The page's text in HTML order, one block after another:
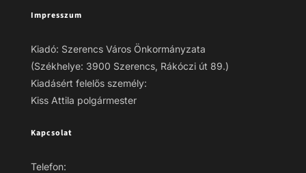
Impresszum
Kiadó: Szerencs Város Önkormányzata
(Székhelye: 3900 Szerencs, Rákóczi út 89.)
Kiadásért felelős személy:
Kiss Attila polgármester
Kapcsolat
Telefon: